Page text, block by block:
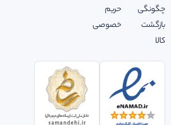
چگونگی
بازگشت
کالا
حریم
خصوصی